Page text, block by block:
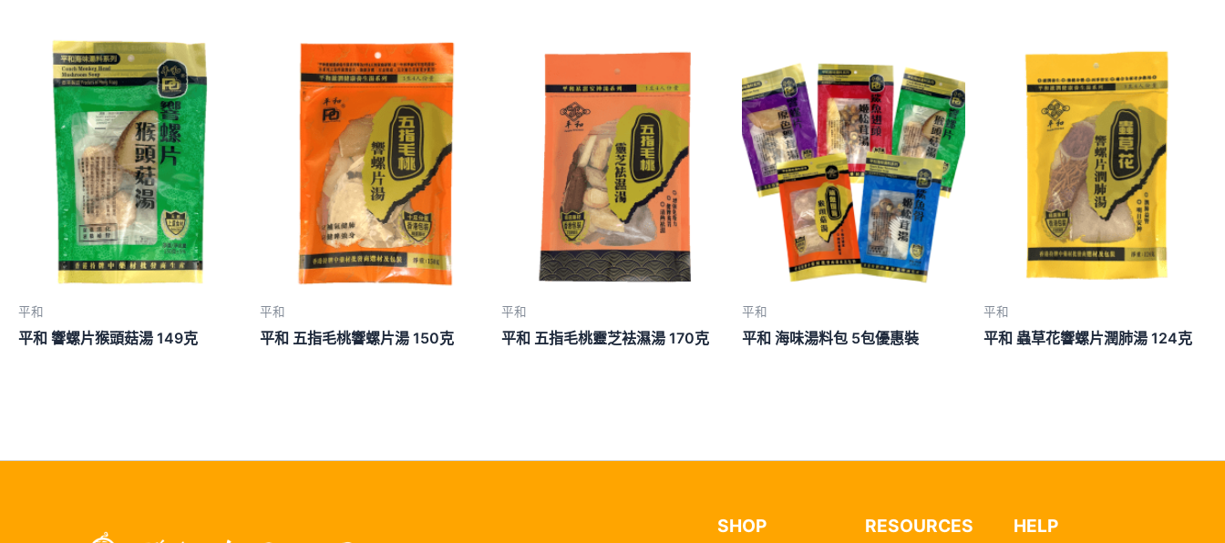
平和
平和 響螺片猴頭菇湯 149克
平和
平和 五指毛桃響螺片湯 150克
平和
平和 五指毛桃靈芝袪濕湯 170克
平和
平和 海味湯料包 5包優惠裝
平和
平和 蟲草花響螺片潤肺湯 124克
SHOP RESOURCES HELP